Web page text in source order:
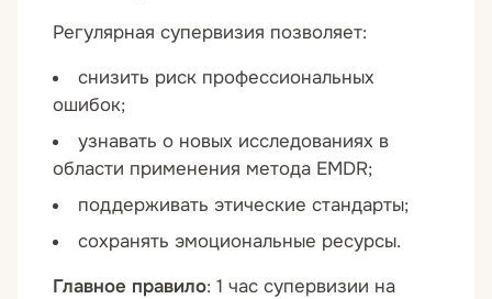
Регулярная супервизия позволяет:
снизить риск профессиональных
ошибок;
узнавать о новых исследованиях в
области применения метода EMDR;
поддерживать этические стандарты;
сохранять эмоциональные ресурсы.
Главное правило: 1 час супервизии на